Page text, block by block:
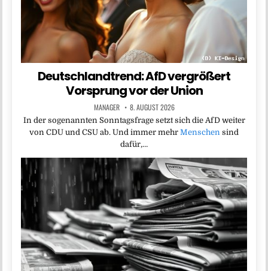
Deutschlandtrend: AfD vergrößert
Vorsprung vor der Union
MANAGER 8. AUGUST 2026
In der sogenannten Sonntagsfrage setzt sich die AfD weiter
von CDU und CSU ab. Und immer mehr Menschen sind
dafür,…